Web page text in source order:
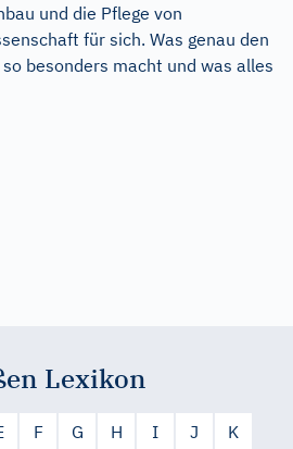
und die Pflege von
für sich. Was genau den
besonders macht und was alles
Lexikon
F G H I J
K